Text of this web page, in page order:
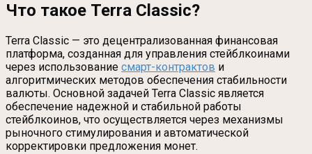
Что такое Terra Classic?
Terra Classic — это децентрализованная финансовая
платформа, созданная для управления стейблкоинами
через использование смарт-контрактов и
алгоритмических методов обеспечения стабильности
валюты. Основной задачей Terra Classic является
обеспечение надежной и стабильной работы
стейблкоинов, что осуществляется через механизмы
рыночного стимулирования и автоматической
корректировки предложения монет.